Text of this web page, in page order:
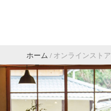
ホーム / オンラインストア